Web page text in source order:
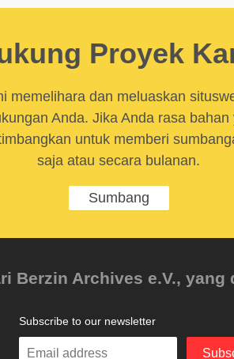
Proyek
memelihara dan meluaskan
Anda. Jika Anda rasa
untuk memberi
saja atau secara bulanan.
Sumbang
Berzin Archives e.V.,
Subscribe to our newsletter
Enter